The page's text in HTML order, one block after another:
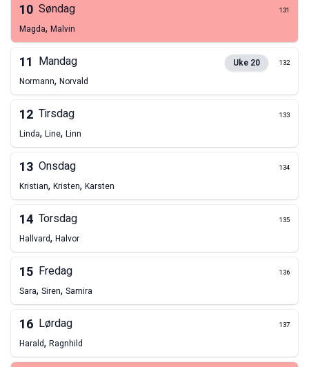
10 Søndag 131
Magda, Malvin
11 Mandag Uke 20 132
Normann, Norvald
12 Tirsdag 133
Linda, Line, Linn
13 Onsdag 134
Kristian, Kristen, Karsten
14 Torsdag 135
Hallvard, Halvor
15 Fredag 136
Sara, Siren, Samira
16 Lørdag 137
Harald, Ragnhild